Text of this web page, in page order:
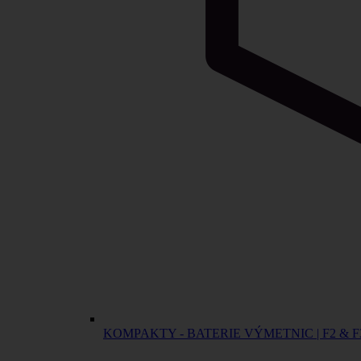
KOMPAKTY - BATERIE VÝMETNIC | F2 &